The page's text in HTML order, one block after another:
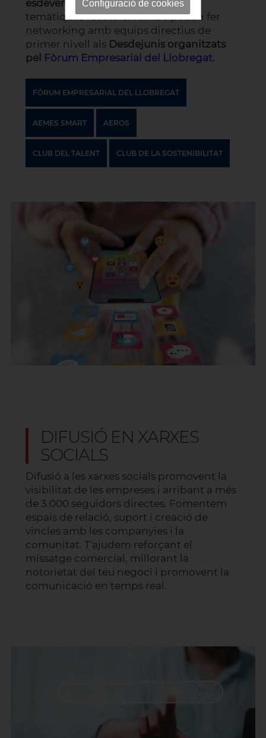
esdeveniments i firesde diferents
temàtiques i sectors. També poden fer
networking amb equips directius de
primer nivell als Desdejunis organitzats
pel Fòrum Empresarial del Llobregat.
FÒRUM EMPRESARIAL DEL LLOBREGAT
AEMES SMART AEROS
CLUB DEL TALENT CLUB DE LA SOSTENIBILITAT
DIFUSIÓ EN XARXES
SOCIALS
Difusió a les xarxes socials promovent la
visibilitat de les empreses i arribant a més
de 3.000 seguidors directes. Fomentem
espais de relació, suport i creació de
vincles amb les companyies i la
comunitat. T'ajudem reforçant el
missatge comercial, millorant la
notorietat del teu negoci i promovent la
comunicació en temps real.
Configuració de cookies